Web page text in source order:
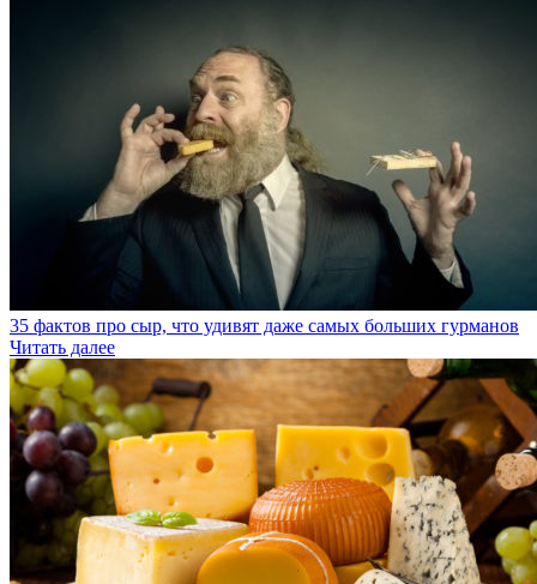
35 фактов про сыр, что удивят даже самых больших гурманов
Читать далее